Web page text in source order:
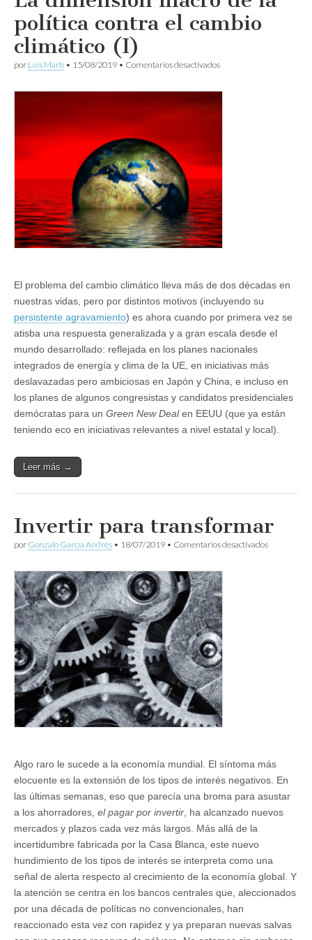
política contra el cambio
climático (I)
por Luis Martí • 15/08/2019 • Comentarios desactivadosen
cambio
climático
(I)
El problema del cambio climático lleva más de dos décadas en
nuestras vidas, pero por distintos motivos (incluyendo su
persistente agravamiento) es ahora cuando por primera vez se
atisba una respuesta generalizada y a gran escala desde el
mundo desarrollado: reflejada en los planes nacionales
integrados de energía y clima de la UE, en iniciativas más
deslavazadas pero ambiciosas en Japón y China, e incluso en
los planes de algunos congresistas y candidatos presidenciales
demócratas para un Green New Dealen EEUU (que ya están
teniendo eco en iniciativas relevantes a nivel estatal y local).
Leer más →
Invertir para transformar
por Gonzalo García Andrés • 18/07/2019 • Comentarios desactivadosen
Algo raro le sucede a la economía mundial. El síntoma más
elocuente es la extensión de los tipos de interés negativos. En
las últimas semanas, eso que parecía una broma para asustar
a los ahorradores, el pagar por invertir , ha alcanzado nuevos
mercados y plazos cada vez más largos. Más allá de la
incertidumbre fabricada por la Casa Blanca, este nuevo
hundimiento de los tipos de interés se interpreta como una
señal de alerta respecto al crecimiento de la economía global. Y
la atención se centra en los bancos centrales que, aleccionados
por una década de políticas no convencionales, han
reaccionado esta vez con rapidez y ya preparan nuevas salvas